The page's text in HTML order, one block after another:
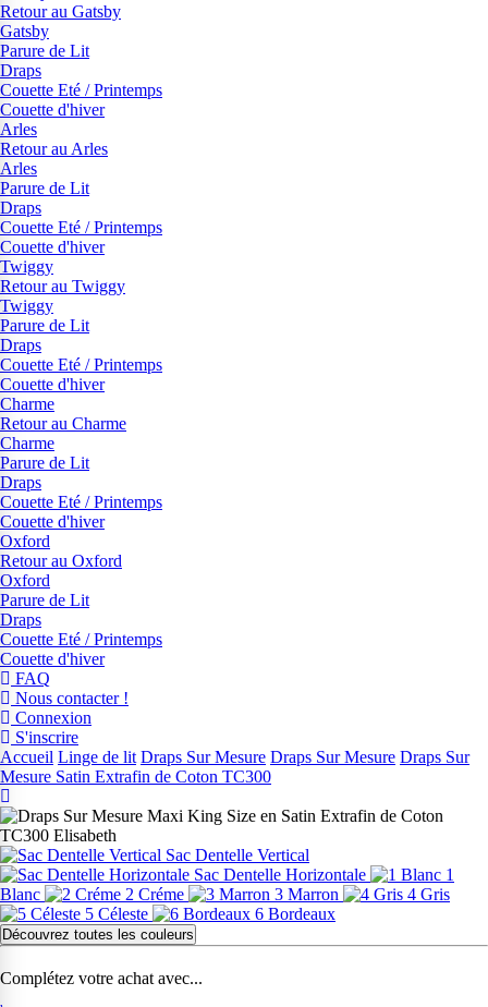
Retour au Gatsby
Gatsby
Parure de Lit
Draps
Couette Eté / Printemps
Couette d'hiver
Arles
Retour au Arles
Arles
Parure de Lit
Draps
Couette Eté / Printemps
Couette d'hiver
Twiggy
Retour au Twiggy
Twiggy
Parure de Lit
Draps
Couette Eté / Printemps
Couette d'hiver
Charme
Retour au Charme
Charme
Parure de Lit
Draps
Couette Eté / Printemps
Couette d'hiver
Oxford
Retour au Oxford
Oxford
Parure de Lit
Draps
Couette Eté / Printemps
Couette d'hiver
FAQ
Nous contacter !
Connexion
S'inscrire
Accueil Linge de lit Draps Sur Mesure Draps Sur Mesure Draps Sur
Mesure Satin Extrafin de Coton TC300
Sac Dentelle Vertical
Sac Dentelle Horizontale
1
Blanc
2 Créme 3 Marron
4 Gris
5 Céleste
6 Bordeaux
Découvrez toutes les couleurs
Complétez votre achat avec...